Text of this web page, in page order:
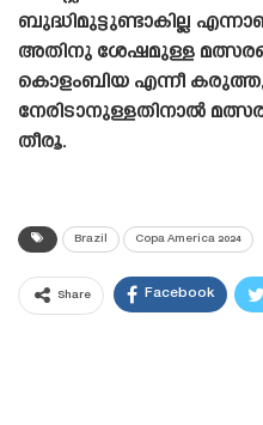
ബുദ്ധിമുട്ടുണ്ടാകില്ല
അതിനു ശേഷമുള്ള
കൊളംബിയ എന്നീ
നേരിടാനുള്ളതിനാൽ
തീരൂ.
Brazil Copa America 2024
Share Facebook